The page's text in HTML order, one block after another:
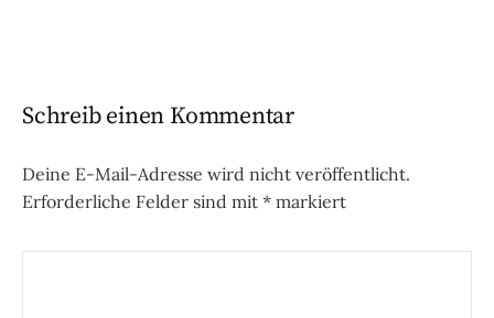
Schreib einen Kommentar
Deine E-Mail-Adresse wird nicht veröffentlicht.
Erforderliche Felder sind mit * markiert